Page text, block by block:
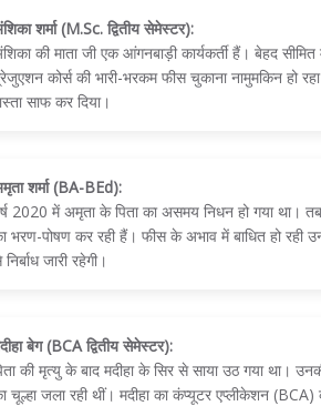
शर्मा (M.Sc. द्वितीय सेमेस्टर):
की माता जी एक आंगनबाड़ी कार्यकर्ती हैं। बेहद
कोर्स की भारी-भरकम फीस चुकाना नामुमकिन हो
साफ कर दिया।
शर्मा (BA-BEd):
2020 में अमृता के पिता का असमय निधन हो गया था।
भरण-पोषण कर रही हैं। फीस के अभाव में बाधित हो रही
जारी रहेगी।
बेग (BCA द्वितीय सेमेस्टर):
की मृत्यु के बाद मदीहा के सिर से साया उठ गया था।
चूल्हा जला रही थीं। मदीहा का कंप्यूटर एप्लीकेशन